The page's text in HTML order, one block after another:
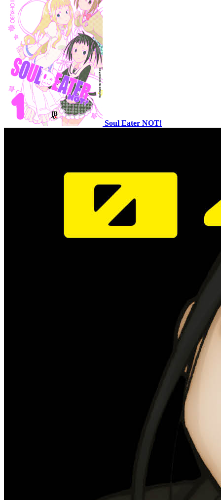
Soul Eater NOT!